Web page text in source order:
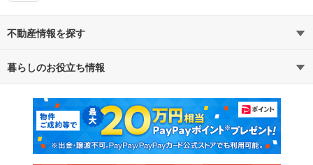
不動産情報を探す
不動産・住宅
新築マンション 中古マンション
新築一戸建て 中古一戸建て
暮らしのお役立ち情報
マンションカタログ 教えて！住まいの先生